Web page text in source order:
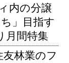
内の分譲
」目指す
月間特集
友林業のフ